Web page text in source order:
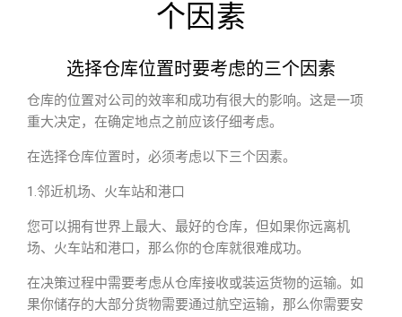
个因素
选择仓库位置时要考虑的三个因素
仓库的位置对公司的效率和成功有很大的影响。这是一项
重大决定，在确定地点之前应该仔细考虑。
在选择仓库位置时，必须考虑以下三个因素。
1.邻近机场、火车站和港口
您可以拥有世界上最大、最好的仓库，但如果你远离机
场、火车站和港口，那么你的仓库就很难成功。
在决策过程中需要考虑从仓库接收或装运货物的运输。如
果你储存的大部分货物需要通过航空运输，那么你需要安